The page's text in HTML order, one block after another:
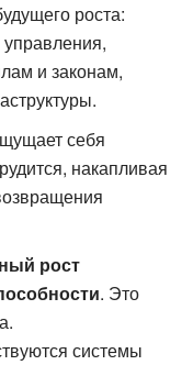
роста:
и законам,
себя
накапливая
рост
. Это
системы